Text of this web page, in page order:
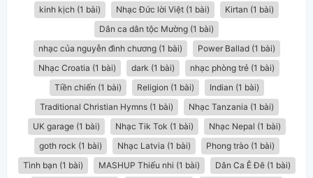
kinh kịch (1 bài)
Nhạc Đức lời Việt (1 bài)
Kirtan (1 bài)
Dân ca dân tộc Mường (1 bài)
nhạc của nguyễn đình chương (1 bài)
Power Ballad (1 bài)
Nhạc Croatia (1 bài)
dark (1 bài)
nhạc phòng trẻ (1 bài)
Tiền chiến (1 bài)
Religion (1 bài)
Indian (1 bài)
Traditional Christian Hymns (1 bài)
Nhạc Tanzania (1 bài)
UK garage (1 bài)
Nhạc Tik Tok (1 bài)
Nhạc Nepal (1 bài)
goth rock (1 bài)
Nhạc Latvia (1 bài)
Phong trào (1 bài)
Tình bạn (1 bài)
MASHUP Thiếu nhi (1 bài)
Dân Ca Ê Đê (1 bài)